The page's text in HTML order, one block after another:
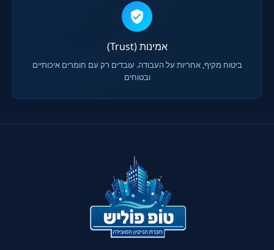
אמינות (Trust)
ביטוח מקיף, אחריות על העבודה. עובדים רק עם חומרים איכותיים
ובטוחים